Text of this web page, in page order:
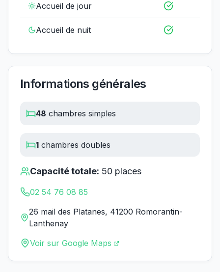
Accueil de jour
Accueil de nuit
Informations générales
48 chambres simples
1 chambres doubles
Capacité totale: 50 places
02 54 76 08 85
26 mail des Platanes, 41200 Romorantin-
Lanthenay
Voir sur Google Maps